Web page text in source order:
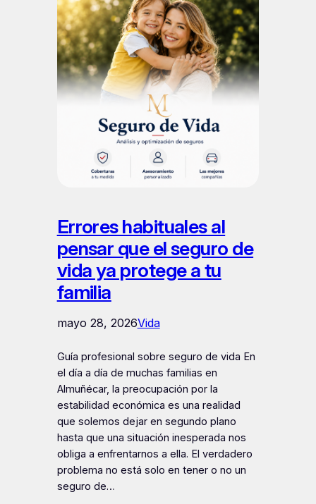
Errores habituales al
pensar que el seguro de
vida ya protege a tu
familia
mayo 28, 2026Vida
Guía profesional sobre seguro de vida En
el día a día de muchas familias en
Almuñécar, la preocupación por la
estabilidad económica es una realidad
que solemos dejar en segundo plano
hasta que una situación inesperada nos
obliga a enfrentarnos a ella. El verdadero
problema no está solo en tener o no un
seguro de…